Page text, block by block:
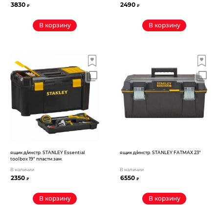
3830₽
В корзину
2490₽
В корзину
ящик д/инстр. STANLEY Essential
toolbox 19″ пластм.зам.
В наличии
2350₽
В корзину
ящик д/инстр. STANLEY FATMAX 23″
В наличии
6550₽
В корзину